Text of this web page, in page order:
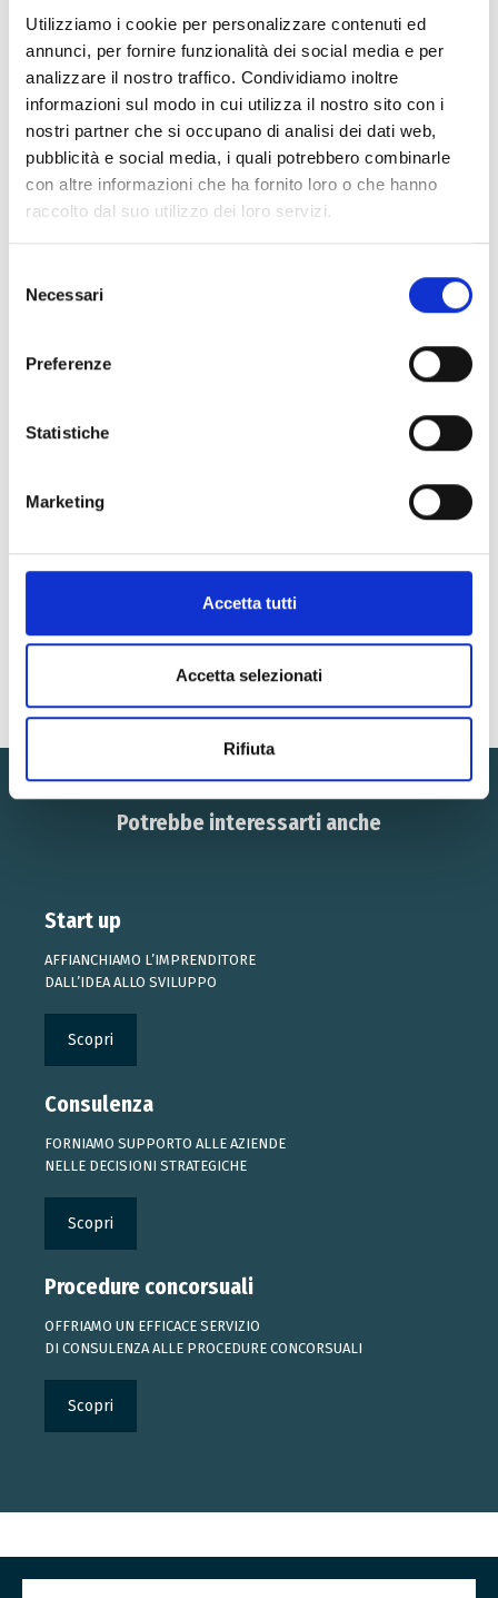
Utilizziamo i cookie per personalizzare contenuti ed
annunci, per fornire funzionalità dei social media e per
analizzare il nostro traffico. Condividiamo inoltre
informazioni sul modo in cui utilizza il nostro sito con i
nostri partner che si occupano di analisi dei dati web,
pubblicità e social media, i quali potrebbero combinarle
con altre informazioni che ha fornito loro o che hanno
raccolto dal suo utilizzo dei loro servizi.
delNecessari
Preferenze
Statistiche
Marketing
Accetta tutti
Accetta selezionati
Rifiuta
Potrebbe interessarti anche
Start up
AFFIANCHIAMO L’IMPRENDITORE
DALL’IDEA ALLO SVILUPPO
Scopri
Consulenza
FORNIAMO SUPPORTO ALLE AZIENDE
NELLE DECISIONI STRATEGICHE
Scopri
Procedure concorsuali
OFFRIAMO UN EFFICACE SERVIZIO
DI CONSULENZA ALLE PROCEDURE CONCORSUALI
Scopri